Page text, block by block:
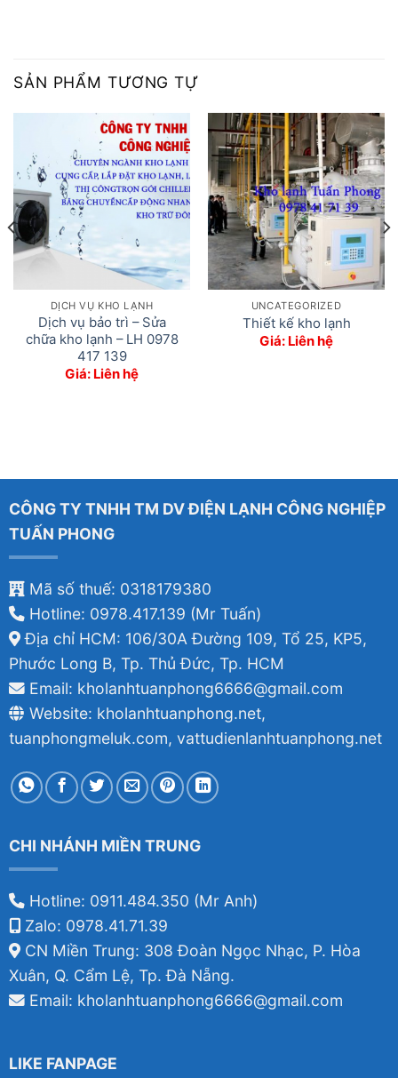
SẢN PHẨM TƯƠNG TỰ
DỊCH VỤ KHO LẠNH
Dịch vụ bảo trì – Sửa
chữa kho lạnh – LH 0978
417 139
Giá: Liên hệ
UNCATEGORIZED
Thiết kế kho lạnh
Giá: Liên hệ
CÔNG TY TNHH TM DV ĐIỆN LẠNH CÔNG NGHIỆP
TUẤN PHONG
Mã số thuế: 0318179380
Hotline: 0978.417.139 (Mr Tuấn)
Địa chỉ HCM: 106/30A Đường 109, Tổ 25, KP5,
Phước Long B, Tp. Thủ Đức, Tp. HCM
Email: kholanhtuanphong6666@gmail.com
Website: kholanhtuanphong.net,
tuanphongmeluk.com, vattudienlanhtuanphong.net
CHI NHÁNH MIỀN TRUNG
Hotline: 0911.484.350 (Mr Anh)
Zalo: 0978.41.71.39
CN Miền Trung: 308 Đoàn Ngọc Nhạc, P. Hòa
Xuân, Q. Cẩm Lệ, Tp. Đà Nẵng.
Email: kholanhtuanphong6666@gmail.com
LIKE FANPAGE